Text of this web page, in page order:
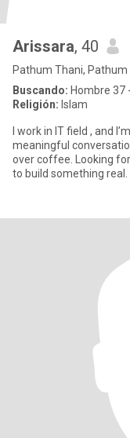
Arissara, 40
Pathum Thani, Pathum
Buscando: Hombre 37
Religión: Islam
I work in IT field , and
meaningful
over coffee. Looking
to build something